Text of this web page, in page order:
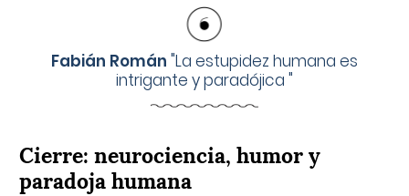
Fabián Román "La estupidez humana es
intrigante y paradójica "
Cierre: neurociencia, humor y
paradoja humana